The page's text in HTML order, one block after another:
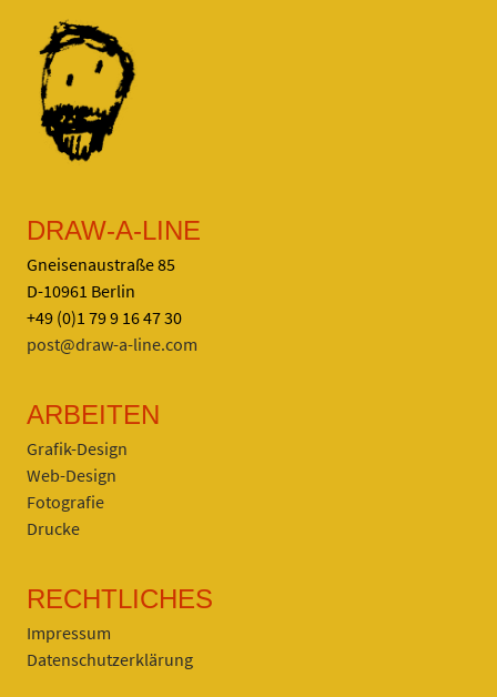
DRAW-A-LINE
Gneisenaustraße 85
D-10961 Berlin
+49 (0)1 79 9 16 47 30
post@draw-a-line.com
ARBEITEN
Grafik-Design
Web-Design
Fotografie
Drucke
RECHTLICHES
Impressum
Datenschutzerklärung